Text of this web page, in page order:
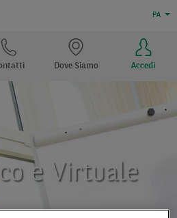
PA
Accedi
Dove Siamo
e Virtuale